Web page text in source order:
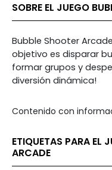
SOBRE EL JUEGO
Bubble Shooter
objetivo es disparar
formar grupos y
diversión dinámica!
Contenido con
ETIQUETAS PARA EL
ARCADE